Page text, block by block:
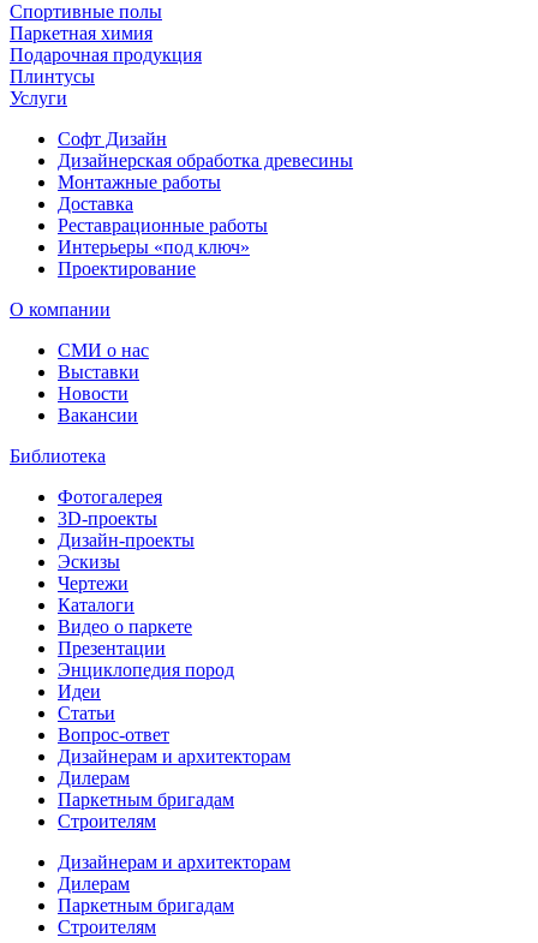
Спортивные полы
Паркетная химия
Подарочная продукция
Плинтусы
Услуги
Софт Дизайн
Дизайнерская обработка древесины
Монтажные работы
Доставка
Реставрационные работы
Интерьеры «под ключ»
Проектирование
О компании
СМИ о нас
Выставки
Новости
Вакансии
Библиотека
Фотогалерея
3D-проекты
Дизайн-проекты
Эскизы
Чертежи
Каталоги
Видео о паркете
Презентации
Энциклопедия пород
Идеи
Статьи
Вопрос-ответ
Дизайнерам и архитекторам
Дилерам
Паркетным бригадам
Строителям
Дизайнерам и архитекторам
Дилерам
Паркетным бригадам
Строителям